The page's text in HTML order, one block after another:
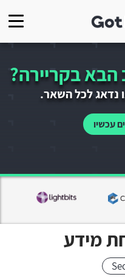
בקריירה?
נדאג לכל השאר.
עכשיו
מידע